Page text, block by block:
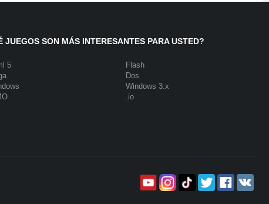
JUEGOS SON MÁS INTERESANTES PARA USTED?
5
Flash
Dos
Windows 3.x
.io